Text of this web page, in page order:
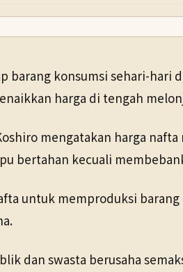
Buka arsip Wayback untuk melihat
barang konsumsi sehari-hari
harga di tengah
mengatakan harga
bertahan kecuali
untuk memproduksi
dan swasta berusaha